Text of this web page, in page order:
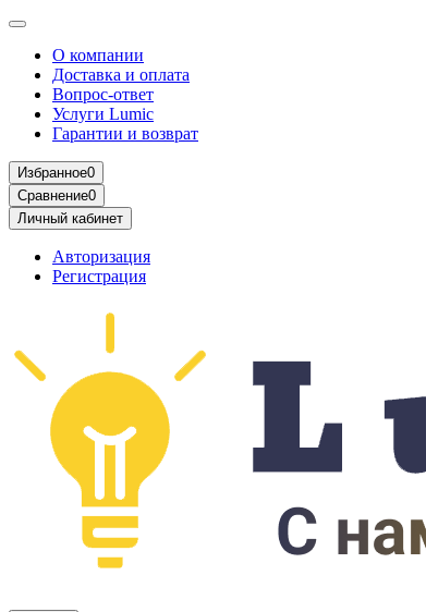
О компании
Доставка и оплата
Вопрос-ответ
Услуги Lumic
Гарантии и возврат
Избранное0
Сравнение0
Личный кабинет
Авторизация
Регистрация